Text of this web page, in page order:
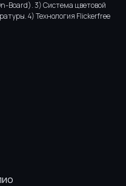
Board). 3) Система цветовой
4) Технология Flickerfree